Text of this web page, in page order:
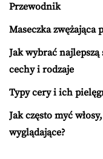
Przewodnik
Maseczka
Jak wybrać najlepszą
cechy i rodzaje
Typy cery i ich
Jak często myć
wyglądające?